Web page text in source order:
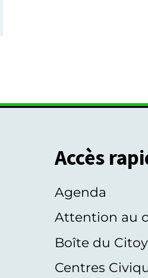
Accès
Agenda
Attention au
Boîte du
Centres